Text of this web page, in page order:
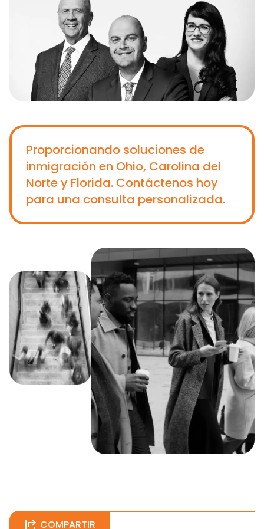
Proporcionando soluciones de
inmigración en Ohio, Carolina del
Norte y Florida. Contáctenos hoy
para una consulta personalizada.
COMPARTIR